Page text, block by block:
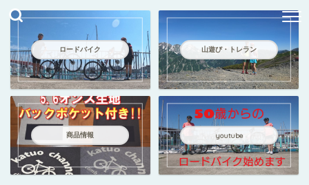
ロードバイク 山遊び・トレラン
商品情報 youtube